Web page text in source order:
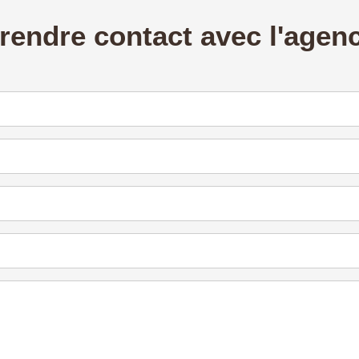
contact avec